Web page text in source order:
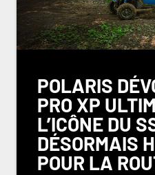
POLARIS
PRO XP
L’ICÔNE DU
DÉSORMAIS
POUR LA